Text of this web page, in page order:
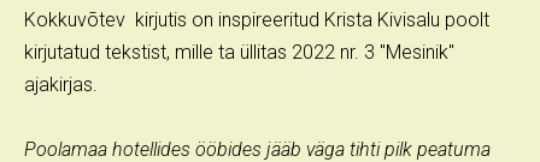
Kokkuvõtev kirjutis on inspireeritud Krista Kivisalu poolt
kirjutatud tekstist, mille ta üllitas 2022 nr. 3 "Mesinik"
ajakirjas.
Poolamaa hotellides ööbides jääb väga tihti pilk peatuma